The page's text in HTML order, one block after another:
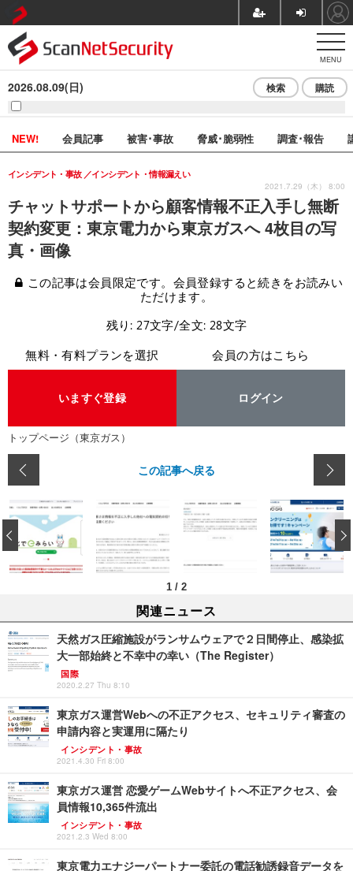
MENU
2026.08.09(日) 検索 購読
NEW! 会員記事 被害･事故 脅威･脆弱性 調査･報告
チャットサポートから顧客情報不正入手し無断
契約変更：東京電力から東京ガスへ 4枚目の写
真・画像
インシデント・事故 インシデント・情報漏えい
2021.7.29（木） 8:00
この記事は会員限定です。会員登録すると続きをお読みい
ただけます。
残り: 27文字/全文: 28文字
無料・有料プランを選択
いますぐ登録
会員の方はこちら
ログイン
トップページ（東京ガス）
この記事へ戻る
1 / 2
‹
関連ニュース
天然ガス圧縮施設がランサムウェアで２日間停止、感染拡
大一部始終と不幸中の幸い（The Register）
国際
2020.2.27 Thu 8:10
東京ガス運営Webへの不正アクセス、セキュリティ審査の
申請内容と実運用に隔たり
インシデント・事故
2021.4.30 Fri 8:00
東京ガス運営 恋愛ゲームWebサイトへ不正アクセス、会
員情報10,365件流出
インシデント・事故
2021.2.3 Wed 8:00
東京電力エナジーパートナー委託の電話勧誘録音データを